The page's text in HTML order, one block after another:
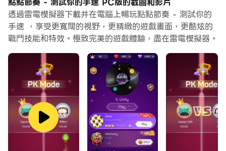
上清晰地瀏覽, 而用滑鼠和鍵盤操控應用程式比用觸摸屏鍵
盤要快得多，同時你將永遠不必擔心設備的電量問題。
式和帳戶。
而文件互傳功能讓分享圖像、影片和文件也變得非常容易。
下載點點節奏 - 測試你的手速並在PC上運行。享受PC端
的大螢幕和高畫質畫質吧!
緊張而刺激的節奏感音樂遊戲，真的會上癮，走過路過不要
透過雷電模擬器下載并在電腦上暢玩點點節奏 - 測試你的
手速 ，享受更寬闊的視野，更精緻的遊戲畫面，更酷炫的
戰鬥技能和特效。極致完美的遊戲體驗，盡在雷電模擬器。